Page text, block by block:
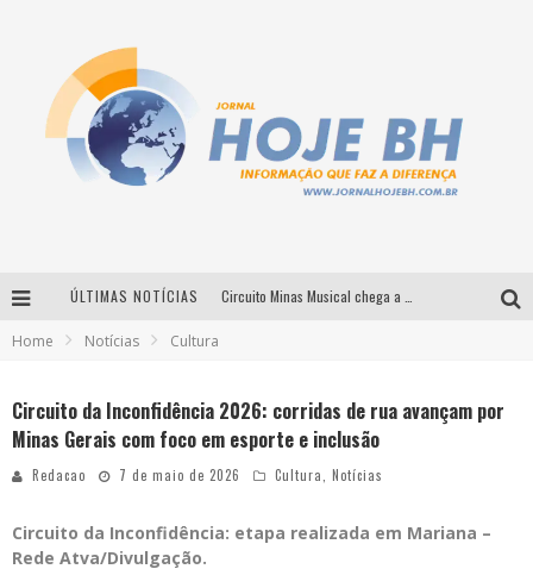
ÚLTIMAS NOTÍCIAS
Home Notícias Cultura
Circuito da Inconfidência 2026: corridas de rua avançam por
Minas Gerais com foco em esporte e inclusão
Redacao 7 de maio de 2026 Cultura Notícias
Circuito da Inconfidência: etapa realizada em Mariana –
Rede Atva/Divulgação.